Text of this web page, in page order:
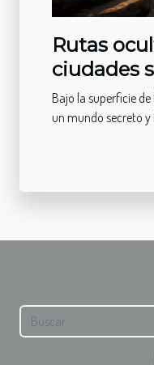
Rutas
ciudades
Bajo la superficie
un mundo secreto y